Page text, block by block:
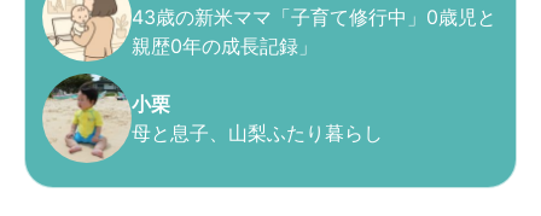
43歳の新米ママ「子育て修行中」0歳児と
親歴0年の成長記録」
小栗
母と息子、山梨ふたり暮らし